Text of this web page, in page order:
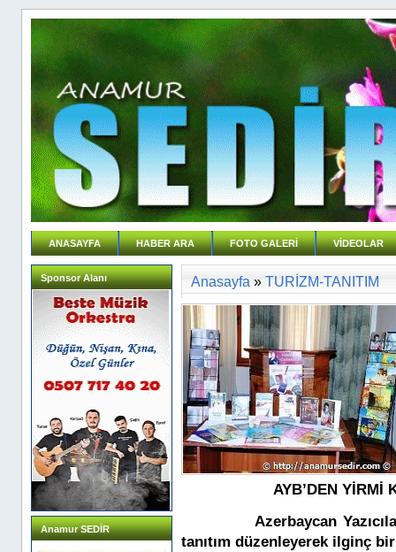
ANASAYFA HABER ARA FOTO GALERİ VİDEOLAR
Sponsor Alanı
Anamur SEDİR
Anasayfa » TURİZM-TANITIM
AYB’DEN YİRMİ
Azerbaycan
tanıtım düzenleyerek ilginç